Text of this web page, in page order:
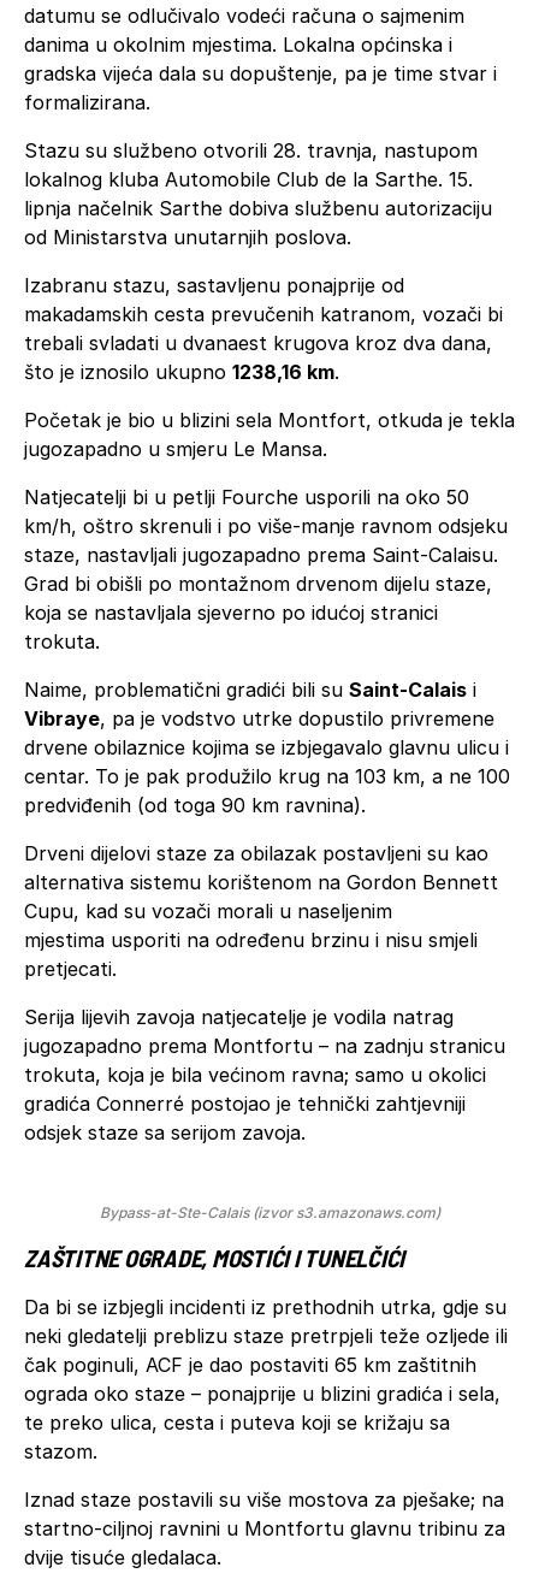
datumu se odlučivalo vodeći računa o sajmenim
danima u okolnim mjestima. Lokalna općinska i
gradska vijeća dala su dopuštenje, pa je time stvar i
formalizirana.
Stazu su službeno otvorili 28. travnja, nastupom
lokalnog kluba Automobile Club de la Sarthe. 15.
lipnja načelnik Sarthe dobiva službenu autorizaciju
od Ministarstva unutarnjih poslova.
Izabranu stazu, sastavljenu ponajprije od
makadamskih cesta prevučenih katranom, vozači bi
trebali svladati u dvanaest krugova kroz dva dana,
što je iznosilo ukupno 1238,16 km.
Početak je bio u blizini sela Montfort, otkuda je tekla
jugozapadno u smjeru Le Mansa.
Natjecatelji bi u petlji Fourche usporili na oko 50
km/h, oštro skrenuli i po više-manje ravnom odsjeku
staze, nastavljali jugozapadno prema Saint-Calaisu.
Grad bi obišli po montažnom drvenom dijelu staze,
koja se nastavljala sjeverno po idućoj stranici
trokuta.
Naime, problematični gradići bili su Saint-Calais i
Vibraye, pa je vodstvo utrke dopustilo privremene
drvene obilaznice kojima se izbjegavalo glavnu ulicu i
centar. To je pak produžilo krug na 103 km, a ne 100
predviđenih (od toga 90 km ravnina).
Drveni dijelovi staze za obilazak postavljeni su kao
alternativa sistemu korištenom na Gordon Bennett
Cupu, kad su vozači morali u naseljenim
mjestima usporiti na određenu brzinu i nisu smjeli
pretjecati.
Serija lijevih zavoja natjecatelje je vodila natrag
jugozapadno prema Montfortu – na zadnju stranicu
trokuta, koja je bila većinom ravna; samo u okolici
gradića Connerré postojao je tehnički zahtjevniji
odsjek staze sa serijom zavoja.
Bypass-at-Ste-Calais (izvor s3.amazonaws.com)
ZAŠTITNE OGRADE, MOSTIĆI I TUNELČIĆI
Da bi se izbjegli incidenti iz prethodnih utrka, gdje su
neki gledatelji preblizu staze pretrpjeli teže ozljede ili
čak poginuli, ACF je dao postaviti 65 km zaštitnih
ograda oko staze – ponajprije u blizini gradića i sela,
te preko ulica, cesta i puteva koji se križaju sa
stazom.
Iznad staze postavili su više mostova za pješake; na
startno-ciljnoj ravnini u Montfortu glavnu tribinu za
dvije tisuće gledalaca.